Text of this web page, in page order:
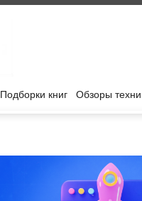
Подборки книг Обзоры